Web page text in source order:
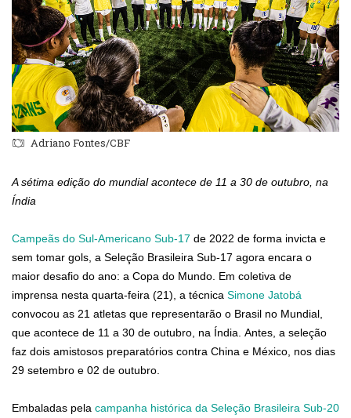
Adriano Fontes/CBF
A sétima edição do mundial acontece de 11 a 30 de outubro, na
Índia
Campeãs do Sul-Americano Sub-17 de 2022 de forma invicta e
sem tomar gols, a Seleção Brasileira Sub-17 agora encara o
maior desafio do ano: a Copa do Mundo. Em coletiva de
imprensa nesta quarta-feira (21), a técnica Simone Jatobá
convocou as 21 atletas que representarão o Brasil no Mundial,
que acontece de 11 a 30 de outubro, na Índia. Antes, a seleção
faz dois amistosos preparatórios contra China e México, nos dias
29 setembro e 02 de outubro.
Embaladas pela campanha histórica da Seleção Brasileira Sub-20